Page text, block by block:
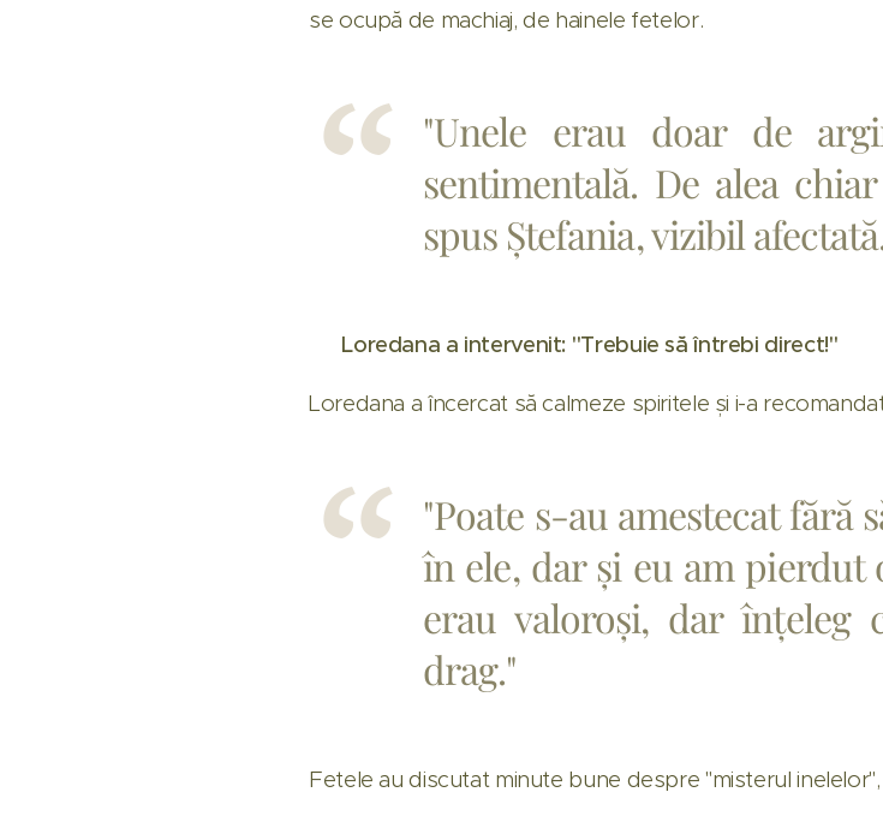
se ocupă de machiaj, de hainele fetelor.
"Unele erau doar de
sentimentală. De alea
spus Ștefania, vizibil
🧩 Loredana a intervenit: "Trebuie să întrebi direct!"
Loredana a încercat să calmeze spiritele și i-a
"Poate s-au amestecat fără
în ele, dar și eu am pierdut
erau valoroși, dar înțeleg
drag."
Fetele au discutat minute bune despre "misterul